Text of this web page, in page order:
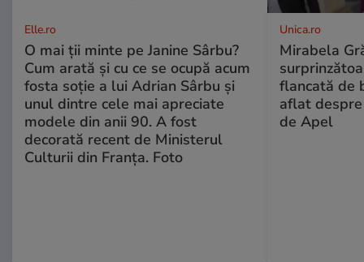
Elle.ro
O mai ții minte pe Janine Sârbu?
Cum arată și cu ce se ocupă acum
fosta soție a lui Adrian Sârbu și
unul dintre cele mai apreciate
modele din anii 90. A fost
decorată recent de Ministerul
Culturii din Franța. Foto
Unica.ro
Mirabela
flancată de
aflat
de Apel